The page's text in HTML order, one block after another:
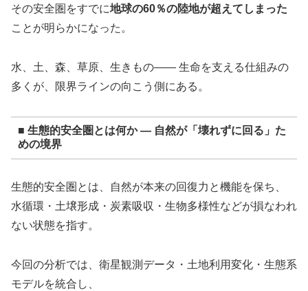
その安全圏をすでに地球の60％の陸地が超えてしまった
ことが明らかになった。
水、土、森、草原、生きもの―― 生命を支える仕組みの
多くが、限界ラインの向こう側にある。
■ 生態的安全圏とは何か ― 自然が「壊れずに回る」た
めの境界
生態的安全圏とは、自然が本来の回復力と機能を保ち、
水循環・土壌形成・炭素吸収・生物多様性などが損なわれ
ない状態を指す。
今回の分析では、衛星観測データ・土地利用変化・生態系
モデルを統合し、